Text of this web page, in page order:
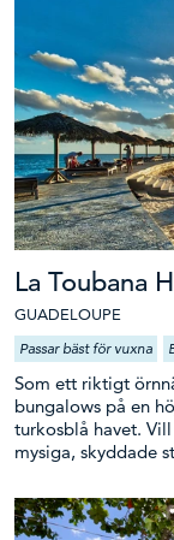
La Toubana
GUADELOUPE
Passar bäst för vuxna
Som ett riktigt
bungalows på en
turkosblå havet.
mysiga, skyddade